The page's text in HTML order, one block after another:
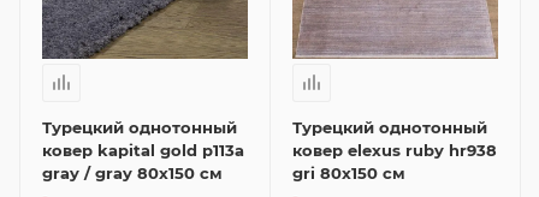
Турецкий однотонный
ковер kapital gold p113a
gray / gray 80x150 см
Турецкий однотонный
ковер elexus ruby hr938
gri 80x150 см